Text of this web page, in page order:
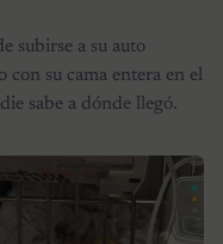
subirse a su auto
su cama entera en el
sabe a dónde llegó.